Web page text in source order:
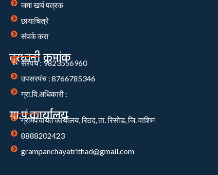
जमा खर्च पत्रक
छायाचित्रे
संपर्क करा
दूरध्वनी क्रमांक
सरपंच : 9823556960
उपसरपंच : 8766785346
ग्रा.वि.अधिकारी :
ग्रा.पं.कार्यालय
ग्रामपंचायत कार्यालय, रिठद, ता. रिसोड, जि. वाशिम
8888202423
grampanchayatrithad@gmail.com